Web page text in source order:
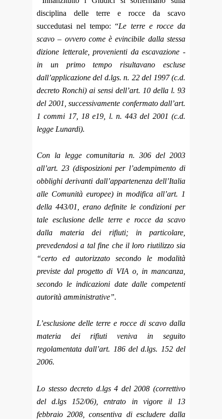
disciplina delle terre e rocce da scavo
succedutasi nel tempo: “Le terre e rocce da
scavo – ovvero come è evincibile dalla stessa
dizione letterale, provenienti da escavazione -
in un primo tempo risultavano escluse
dall’applicazione del d.lgs. n. 22 del 1997 (c.d.
decreto Ronchi) ai sensi dell’art. 10 della l. 93
del 2001, successivamente confermato dall’art.
1 commi 17, 18 e19, l. n. 443 del 2001 (c.d.
legge Lunardi).
Con la legge comunitaria n. 306 del 2003
all’art. 23 (disposizioni per l’adempimento di
obblighi derivanti dall’appartenenza dell’Italia
alle Comunità europee) in modifica all’art. 1
della 443/01, erano definite le condizioni per
tale esclusione delle terre e rocce da scavo
dalla materia dei rifiuti; in particolare,
prevedendosi a tal fine che il loro riutilizzo sia
“certo ed autorizzato secondo le modalità
previste dal progetto di VIA o, in mancanza,
secondo le indicazioni date dalle competenti
autorità amministrative”.
L’esclusione delle terre e rocce di scavo dalla
materia dei rifiuti veniva in seguito
regolamentata dall’art. 186 del d.lgs. 152 del
2006.
Lo stesso decreto d.lgs 4 del 2008 (correttivo
del d.lgs 152/06), entrato in vigore il 13
febbraio 2008, consentiva di escludere dalla